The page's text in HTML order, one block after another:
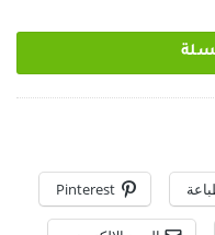
Pinterest